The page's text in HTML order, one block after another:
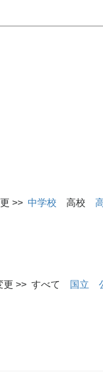
>> 中学校 高校
更 >> すべて 国立